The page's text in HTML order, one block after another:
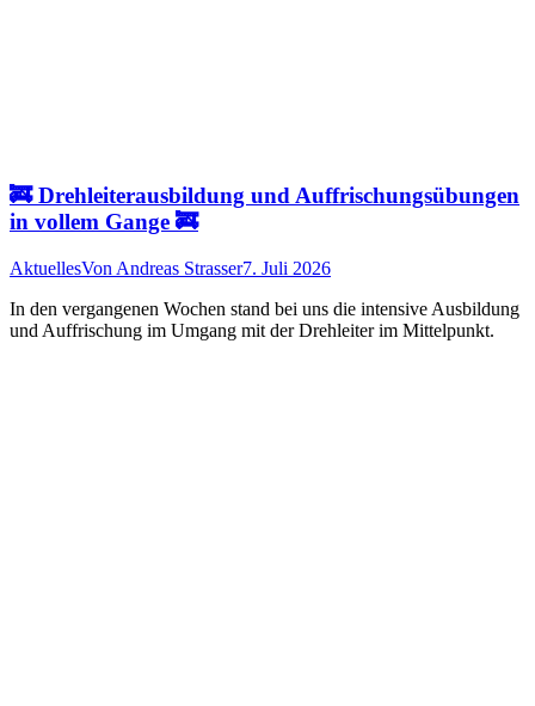
🚒 Drehleiterausbildung und Auffrischungsübungen
in vollem Gange 🚒
AktuellesVon Andreas Strasser7. Juli 2026
In den vergangenen Wochen stand bei uns die intensive Ausbildung
und Auffrischung im Umgang mit der Drehleiter im Mittelpunkt.